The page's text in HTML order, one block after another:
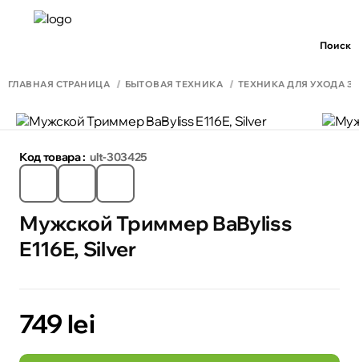
Поиск
ГЛАВНАЯ СТРАНИЦА БЫТОВАЯ ТЕХНИКА ТЕХНИКА ДЛЯ УХОДА
Код товара : ult-303425
Мужской Триммер BaByliss
E116E, Silver
749 lei